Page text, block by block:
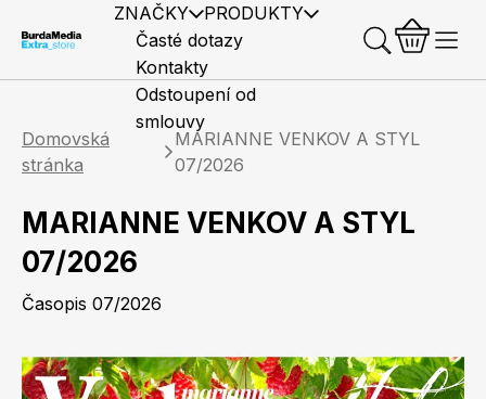
ZNAČKY PRODUKTY
Elle
Předplatné časopisů
Časté dotazy
Kontakty
Odstoupení od
smlouvy
Domovská
stránka
MARIANNE VENKOV A STYL
07/2026
MARIANNE VENKOV A STYL
07/2026
Časopis 07/2026